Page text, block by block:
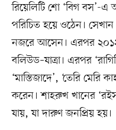
রিয়েলিটি শো ‘বিগ বস’-এ
পরিচিত হয়ে ওঠেন।
নজরে আসেন। এরপর
বলিউড–যাত্রা। এরপর
‘মাস্তিজাদে’, ‘তেরি মেরি
করেন। শাহরুখ খানের
যায়, যা দারুণ জনপ্রিয় হয়।